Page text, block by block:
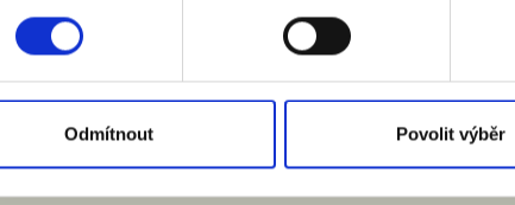
Odmítnout Povolit výběr
Souhlasím se zpracováním osobních údajů